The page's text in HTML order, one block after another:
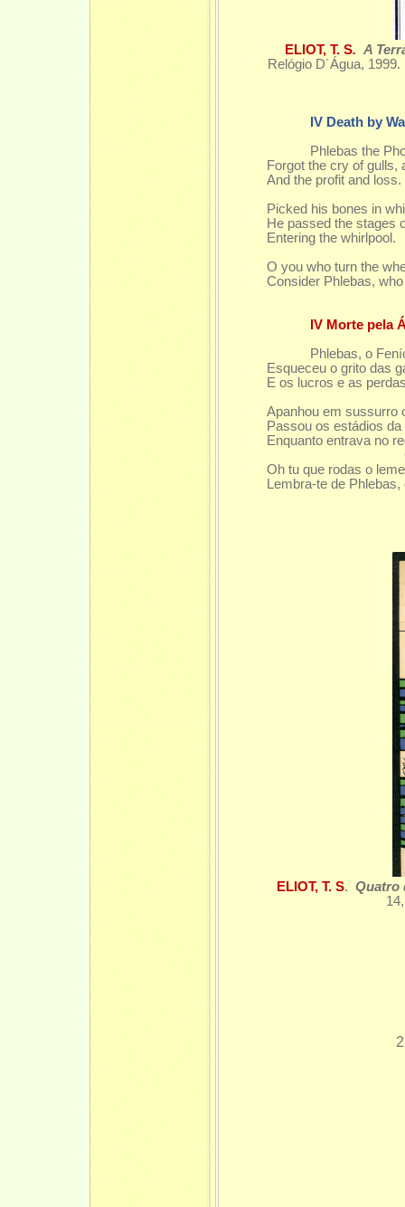
ELIOT, T. S. A
Relógio D´Água,
IV Death by
Phlebas the
Forgot the cry of gulls,
And the profit and loss.
Picked his bones in
He passed the stages
Entering the whirlpool.
O you who turn the
Consider Phlebas,
IV Morte pela
Phlebas, o
Esqueceu o grito das
E os lucros e as
Apanhou em sussurro
Passou os estádios
Enquanto entrava no
Gentio
Oh tu que rodas o
Lembra-te de
ELIOT, T. S.Quatro